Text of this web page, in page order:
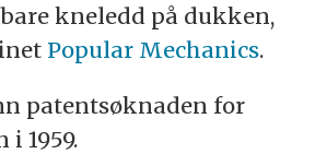
kneledd på dukken,
Popular Mechanics.
patentsøknaden for
1959.